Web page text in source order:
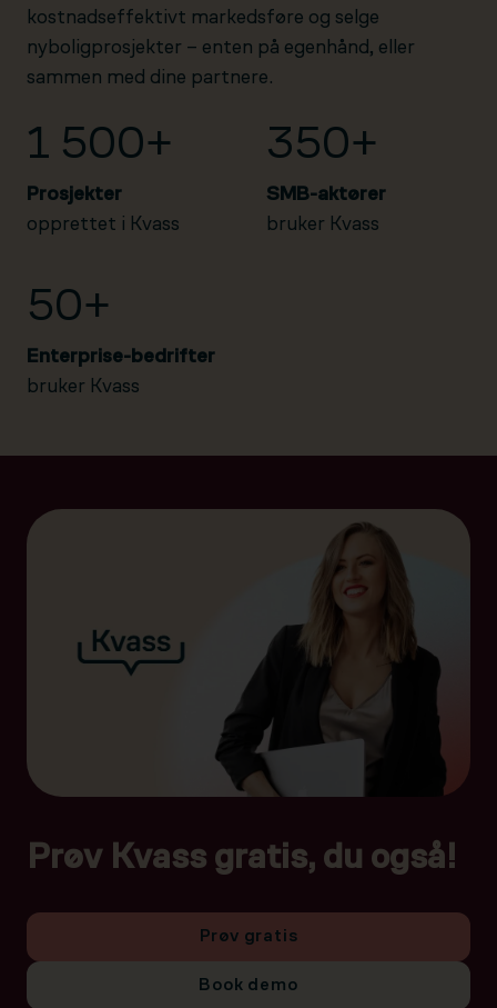
kostnadseffektivt markedsføre og selge
nyboligprosjekter – enten på egenhånd, eller
sammen med dine partnere.
1 500+
Prosjekter
opprettet i Kvass
350+
SMB-aktører
bruker Kvass
50+
Enterprise-bedrifter
bruker Kvass
Prøv Kvass gratis, du også!
Prøv gratis
Book demo